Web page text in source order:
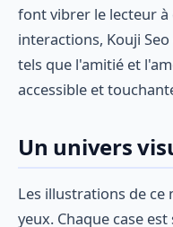
font vibrer le lecteur à
interactions, Kouji
tels que l'amitié et
accessible et
Un univers
Les illustrations de ce
yeux. Chaque case